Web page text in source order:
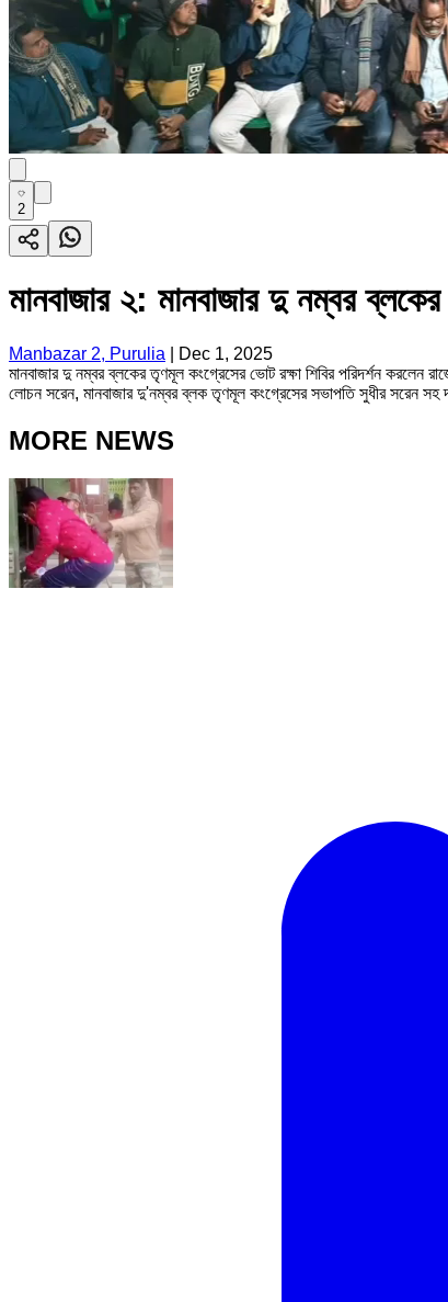
2
মানবাজার ২: মানবাজার দু নম্বর
Manbazar 2, Purulia
Dec 1, 2025
মানবাজার দু নম্বর ব্লকের তৃণমূল কংগ্রেসের ভোট রক্ষা শিবির পরিদর্শন করলেন
লোচন সরেন, মানবাজার দু'নম্বর ব্লক তৃণমূল কংগ্রেসের সভাপতি সুধীর সরেন সহ
MORE NEWS